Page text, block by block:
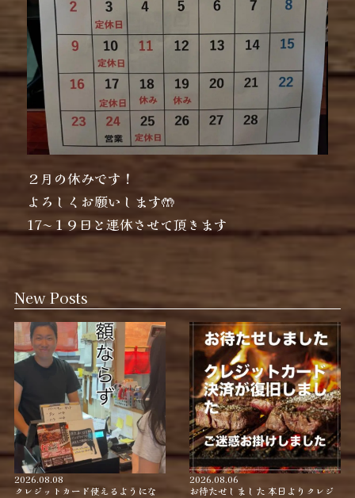
２月の休みです！
よろしくお願いします🤲
17〜１９日と連休させて頂きます
New Posts
2026.08.08
クレジットカード使えるようにな
2026.08.06
お待たせしました 本日よりクレジ